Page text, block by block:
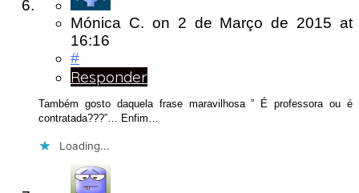
Mónica C. on 2 de Março de 2015 at
16:16
#
Responder
Também gosto daquela frase maravilhosa ” É professora ou é
contratada???”… Enfim…
Loading...